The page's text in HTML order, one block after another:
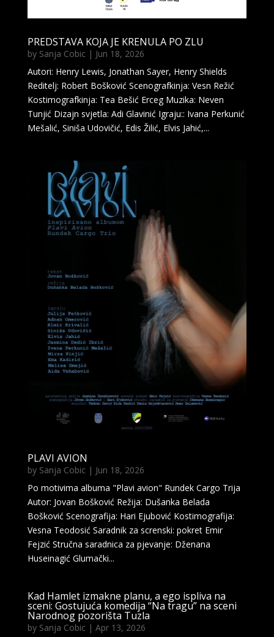
PREDSTAVA KOJA JE KRENULA PO ZLU
by Sanja Cobic| Jun 18, 2026
Autori: Henry Lewis, Jonathan Sayer, Henry Shields
Reditelj: Robert Bošković Scenografkinja: Vesn Režić
Kostimografkinja: Tea Bešić Erceg Muzika: Neven
Tunjić Dizajn svjetla: Adi Glavinić Igraju:: Ivana Perkunić
Mešalić, Siniša Udovičić, Edis Žilić, Elvis Jahić,...
PLAVI AVION
by Sanja Cobic| Jun 18, 2026
Po motivima albuma "Plavi avion" Rundek Cargo Trija
Autor: Jovan Bošković Režija: Dušanka Belada
Bošković Scenografija: Hari Ejubović Kostimografija:
Vesna Teodosić Saradnik za screnski: pokret Emir
Fejzić Stručna saradnica za pjevanje: Dženana
Huseinagić Glumački...
Kad Hamlet izmakne planu, a ego ispliva na
sceni: Gostujuća komedija “Na tragu” na sceni
Narodnog pozorišta Tuzla
by Sanja Cobic| Apr 13, 2026